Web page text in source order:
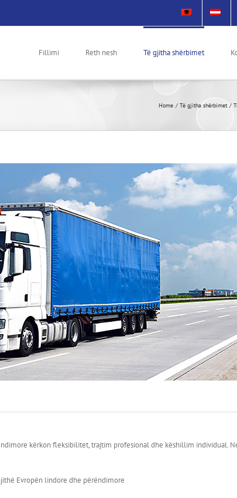
Fillimi Reth nesh Të gjitha shërbimet
Home Të gjitha shërbimet
kërkon fleksibilitet, trajtim profesional dhe këshillim individual.
Evropën lindore dhe përëndimore